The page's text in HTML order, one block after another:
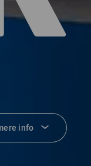
info